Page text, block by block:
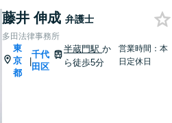
藤井 伸成 弁護士
多田法律事務所
東
京
都
|
千代
田区
半蔵門駅か
ら徒歩5分
営業時間：本
日定休日